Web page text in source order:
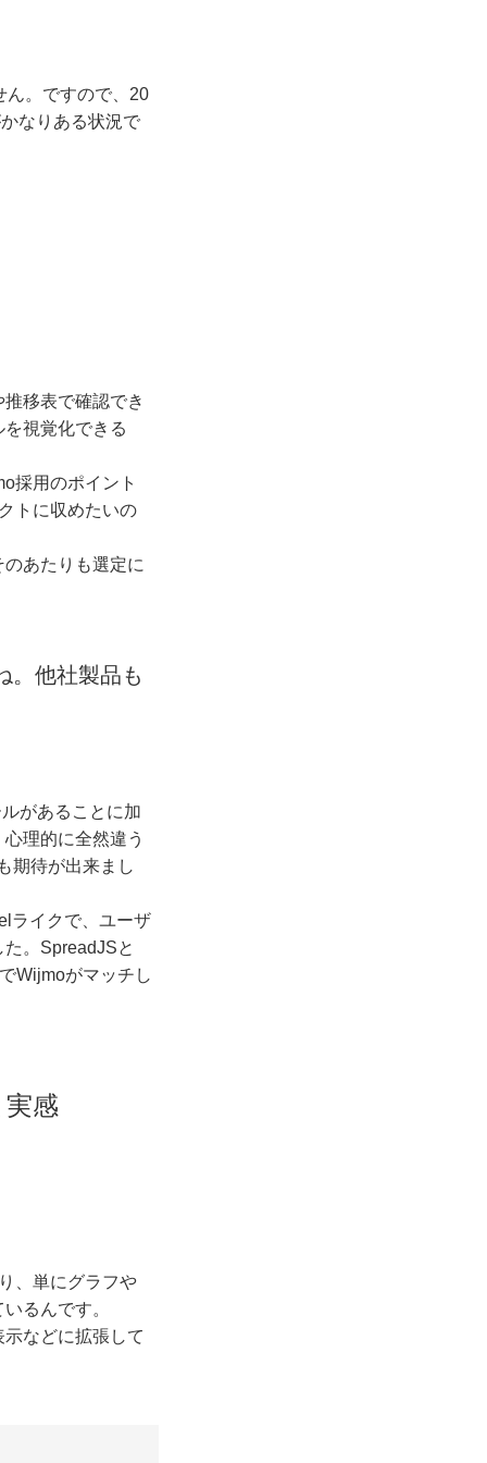
ん。ですので、20
なりある状況で
移表で確認でき
視覚化できる
採用のポイント
トに収めたいの
あたりも選定に
。他社製品も
があることに加
理的に全然違う
期待が出来まし
ライクで、ユーザ
。SpreadJSと
Wijmoがマッチし
感
、単にグラフや
るんです。
などに拡張して